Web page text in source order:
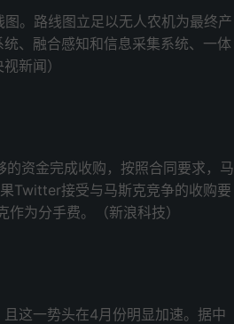
。路线图立足以无人农机为最终产
、融合感知和信息采集系统、一体
新闻）
资金完成收购，按照合同要求，马
Twitter接受与马斯克竞争的收购要
为分手费。（新浪科技）
这一势头在4月份明显加速。据中